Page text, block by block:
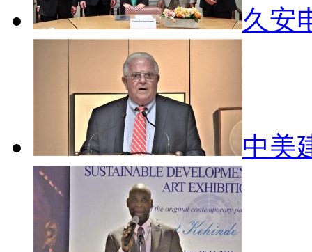
久安
中美